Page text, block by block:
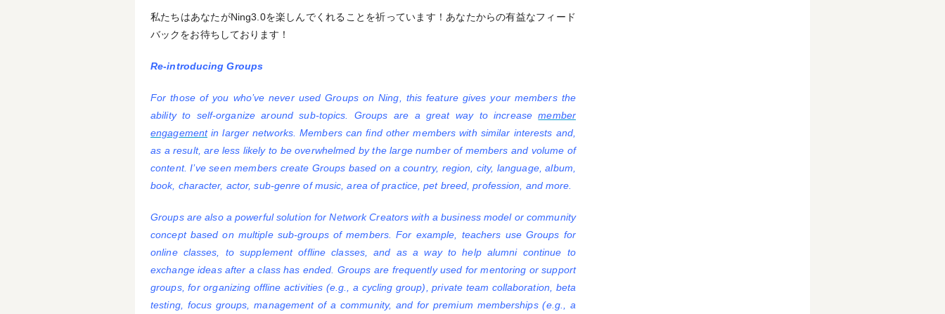
私たちはあなたがNing3.0を楽しんでくれることを祈っています！あなたからの有益なフィード
バックをお待ちしております！
Re-introducing Groups
For those of you who’ve never used Groups on Ning, this feature gives your members the
ability to self-organize around sub-topics. Groups are a great way to increasemember
engagementin larger networks. Members can find other members with similar interests and,
as a result, are less likely to be overwhelmed by the large number of members and volume of
content. I’ve seen members create Groups based on a country, region, city, language, album,
book, character, actor, sub-genre of music, area of practice, pet breed, profession, and more.
Groups are also a powerful solution for Network Creators with a business model or community
concept based on multiple sub-groups of members. For example, teachers use Groups for
online classes, to supplement offline classes, and as a way to help alumni continue to
exchange ideas after a class has ended. Groups are frequently used for mentoring or support
groups, for organizing offline activities (e.g., a cycling group), private team collaboration, beta
testing, focus groups, management of a community, and for premium memberships (e.g., a